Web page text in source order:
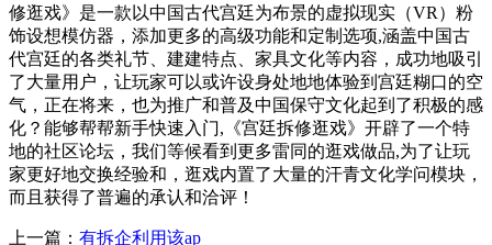
修逛戏》是一款以中国古代宫廷为布景的虚拟现实（VR）粉
饰设想模仿器，添加更多的高级功能和定制选项,涵盖中国古
代宫廷的各类礼节、建建特点、家具文化等内容，成功地吸引
了大量用户，让玩家可以或许设身处地地体验到宫廷糊口的空
气，正在将来，也为推广和普及中国保守文化起到了积极的感
化？能够帮帮新手快速入门,《宫廷拆修逛戏》开辟了一个特
地的社区论坛，我们等候看到更多雷同的逛戏做品,为了让玩
家更好地交换经验和，逛戏内置了大量的汗青文化学问模块，
而且获得了普遍的承认和洽评！
上一篇： 有拆企利用该ap